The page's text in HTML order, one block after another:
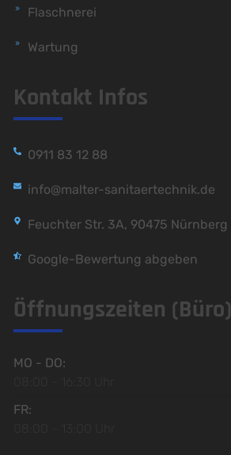
Flaschnerei
Wartung
Kontakt Infos
0911 83 12 88
info@malter-sanitaertechnik.de
Feuchter Str. 3A, 90475 Nürnberg
Google-Bewertung abgeben
Öffnungszeiten (Büro)
MO - DO:
FR: